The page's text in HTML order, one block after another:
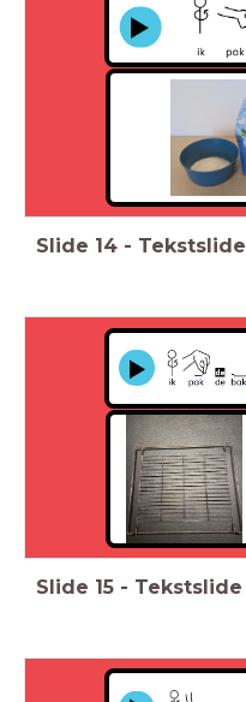
Slide 14 - Tekstslide
Slide 15 - Tekstslide